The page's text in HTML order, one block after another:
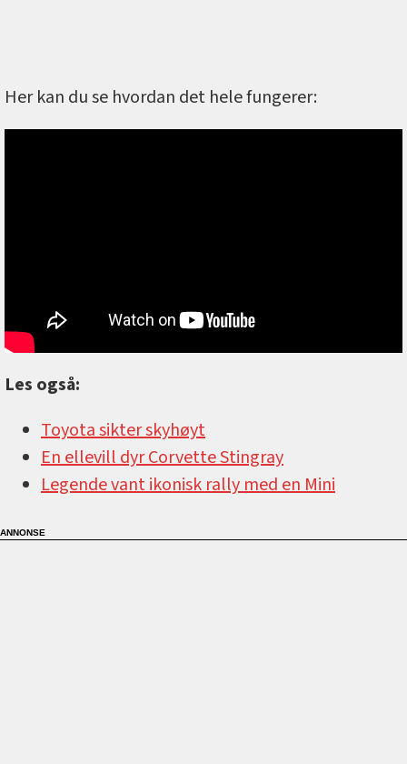
Her kan du se hvordan det hele fungerer:
Les også:
Toyota sikter skyhøyt
En ellevill dyr Corvette Stingray
Legende vant ikonisk rally med en Mini